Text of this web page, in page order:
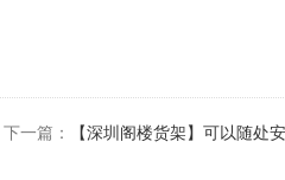
下一篇： 【深圳阁楼货架】可以随处